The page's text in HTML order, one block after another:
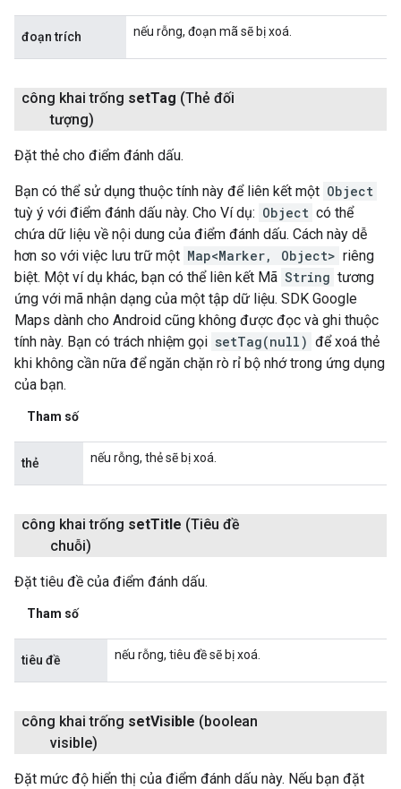
đoạn trích nếu rỗng, đoạn mã sẽ bị xoá.
công khai trống setTag (Thẻ đối
tượng)
Đặt thẻ cho điểm đánh dấu.
Bạn có thể sử dụng thuộc tính này để liên kết một Object
tuỳ ý với điểm đánh dấu này. Cho Ví dụ: Object có thể
chứa dữ liệu về nội dung của điểm đánh dấu. Cách này dễ
hơn so với việc lưu trữ một Map<Marker, Object> riêng
biệt. Một ví dụ khác, bạn có thể liên kết Mã String tương
ứng với mã nhận dạng của một tập dữ liệu. SDK Google
Maps dành cho Android cũng không được đọc và ghi thuộc
tính này. Bạn có trách nhiệm gọi setTag(null) để xoá thẻ
khi không cần nữa để ngăn chặn rò rỉ bộ nhớ trong ứng dụng
của bạn.
Tham số
thẻ nếu rỗng, thẻ sẽ bị xoá.
công khai trống setTitle (Tiêu đề
chuỗi)
Đặt tiêu đề của điểm đánh dấu.
Tham số
tiêu đề nếu rỗng, tiêu đề sẽ bị xoá.
công khai trống setVisible (boolean
visible)
Đặt mức độ hiển thị của điểm đánh dấu này. Nếu bạn đặt